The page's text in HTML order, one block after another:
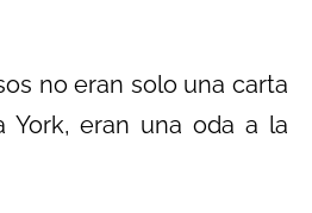
no eran solo una carta
York, eran una oda a la